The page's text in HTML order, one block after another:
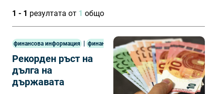
1 - 1 резултата от 1 общо
финансова информация | финанси
Рекорден ръст на
дълга на
държавата